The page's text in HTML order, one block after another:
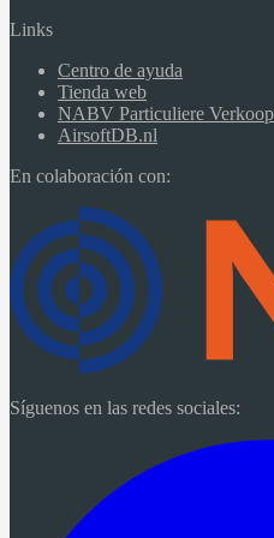
Links
Centro de ayuda
Tienda web
NABV Particuliere
AirsoftDB.nl
En colaboración con:
Síguenos en las redes sociales: